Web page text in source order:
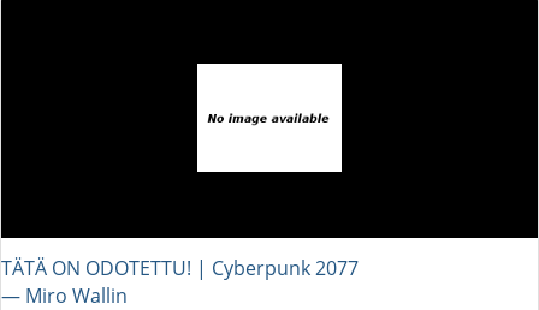
TÄTÄ ON ODOTETTU! | Cyberpunk 2077
― Miro Wallin